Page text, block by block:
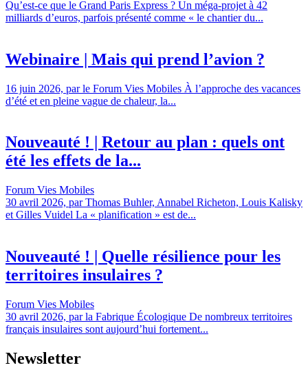
Qu’est-ce que le Grand Paris Express ? Un méga-projet à 42
milliards d’euros, parfois présenté comme « le chantier du...
Webinaire | Mais qui prend l’avion ?
16 juin 2026, par le Forum Vies Mobiles À l’approche des vacances
d’été et en pleine vague de chaleur, la...
Nouveauté ! | Retour au plan : quels ont
été les effets de la...
Forum Vies Mobiles
30 avril 2026, par Thomas Buhler, Annabel Richeton, Louis Kalisky
et Gilles Vuidel La « planification » est de...
Nouveauté ! | Quelle résilience pour les
territoires insulaires ?
Forum Vies Mobiles
30 avril 2026, par la Fabrique Écologique De nombreux territoires
français insulaires sont aujourd’hui fortement...
Newsletter